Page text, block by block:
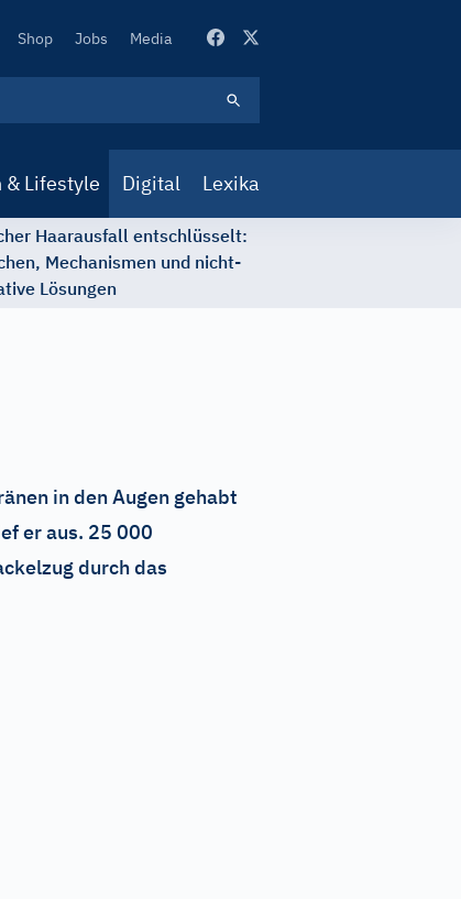
Secondary
Shop Jobs Media
& Lifestyle Digital Lexika
Haarausfall entschlüsselt:
Mechanismen und nicht-
Lösungen
in den Augen gehabt
er aus. 25 000
durch das